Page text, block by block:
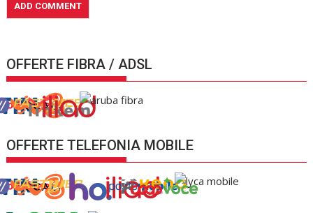
OFFERTE FIBRA / ADSL
OFFERTE TELEFONIA MOBILE